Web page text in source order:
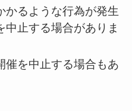
かるような行為が発生
中止する場合がありま
催を中止する場合もあ